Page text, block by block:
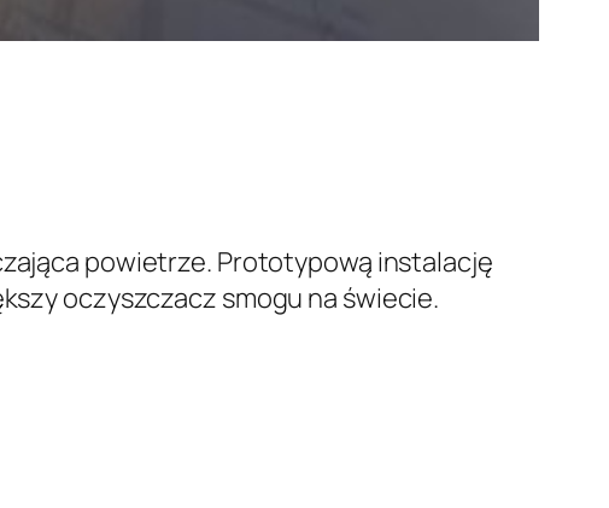
powietrze. Prototypową instalację
oczyszczacz smogu na świecie.